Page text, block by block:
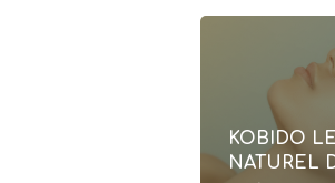
KOBIDO
NATUREL